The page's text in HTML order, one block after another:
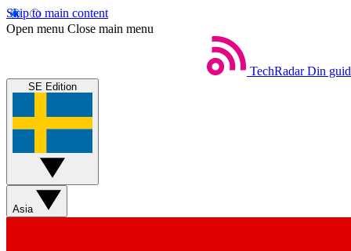
Skip to main content
Open menu Close main menu
TechRadar Din
SE Edition
Asia